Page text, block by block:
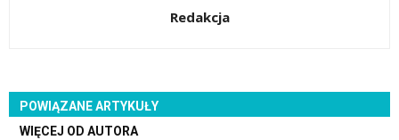
Redakcja
POWIĄZANE ARTYKUŁY
WIĘCEJ OD AUTORA